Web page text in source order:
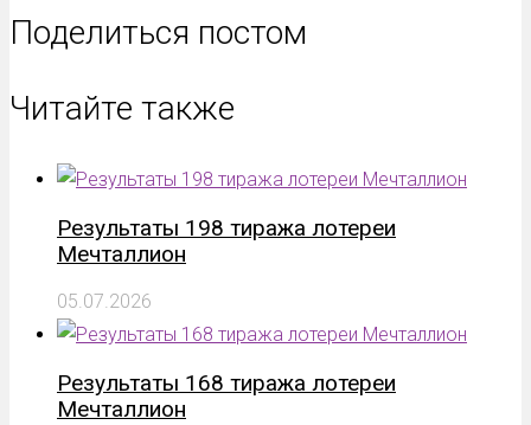
Поделиться постом
Читайте также
Результаты 198 тиража лотереи
Мечталлион
05.07.2026
Результаты 168 тиража лотереи
Мечталлион